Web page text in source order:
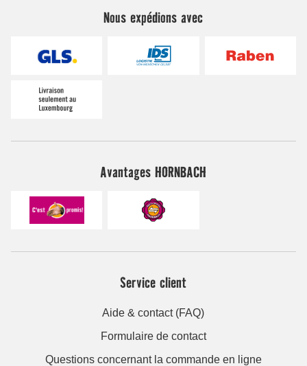
Nous expédions avec
Avantages HORNBACH
Service client
Aide & contact (FAQ)
Formulaire de contact
Questions concernant la commande en ligne